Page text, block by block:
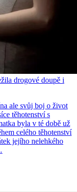
drogové doupě i
ale svůj boj o život
těhotenství s
byla v té době už
celého těhotenství
jejího nelehkého